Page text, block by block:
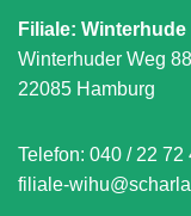
Filiale: Winterhude
Winterhuder Weg 88
22085 Hamburg
Telefon: 040 / 22 72
filiale-